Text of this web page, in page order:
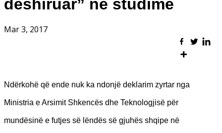
dëshiruar” në studime
Mar 3, 2017
Ndërkohë që ende nuk ka ndonjë deklarim zyrtar nga
Ministria e Arsimit Shkencës dhe Teknologjisë për
mundësinë e futjes së lëndës së gjuhës shqipe në